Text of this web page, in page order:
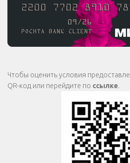
Чтобы оценить условия
QR-код или перейдите по ссылке.